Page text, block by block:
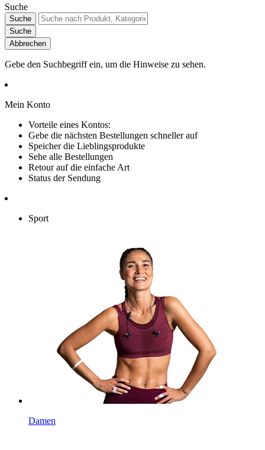
Suche
Suche
Suche
Abbrechen
Gebe den Suchbegriff ein, um die Hinweise zu sehen.
Mein Konto
Vorteile eines Kontos:
Gebe die nächsten Bestellungen schneller auf
Speicher die Lieblingsprodukte
Sehe alle Bestellungen
Retour auf die einfache Art
Status der Sendung
Sport
Damen